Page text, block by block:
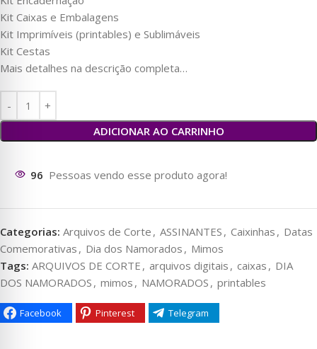
Kit Caixas e Embalagens
Kit Imprimíveis (printables) e Sublimáveis
Kit Cestas
Mais detalhes na descrição completa…
ADICIONAR AO CARRINHO
96 Pessoas vendo esse produto agora!
Categorias: Arquivos de Corte , ASSINANTES , Caixinhas , Datas
Comemorativas , Dia dos Namorados , Mimos
Tags: ARQUIVOS DE CORTE , arquivos digitais , caixas , DIA
DOS NAMORADOS , mimos , NAMORADOS , printables
Facebook Pinterest Telegram